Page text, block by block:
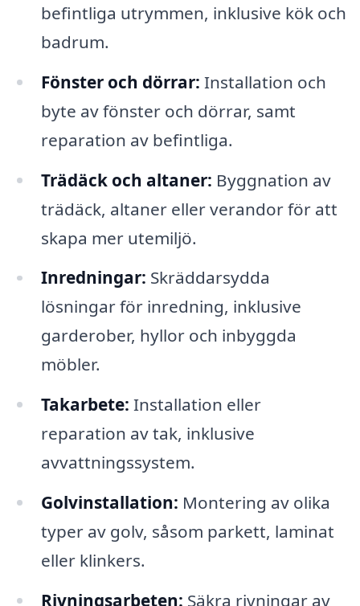
befintliga utrymmen, inklusive kök och
badrum.
Fönster och dörrar: Installation och
byte av fönster och dörrar, samt
reparation av befintliga.
Trädäck och altaner: Byggnation av
trädäck, altaner eller verandor för att
skapa mer utemiljö.
Inredningar: Skräddarsydda
lösningar för inredning, inklusive
garderober, hyllor och inbyggda
möbler.
Takarbete: Installation eller
reparation av tak, inklusive
avvattningssystem.
Golvinstallation: Montering av olika
typer av golv, såsom parkett, laminat
eller klinkers.
Rivningsarbeten: Säkra rivningar av